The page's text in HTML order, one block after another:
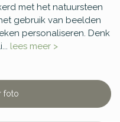
met het natuursteen
gebruik van beelden
personaliseren. Denk
lees meer >
foto